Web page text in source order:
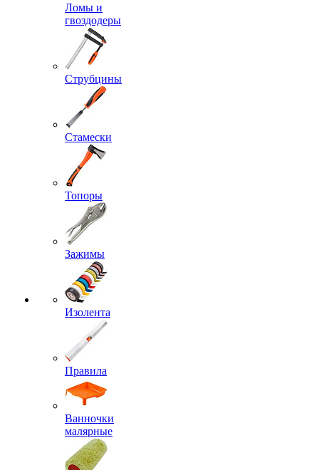
Ломы и
гвоздодеры
Струбцины
Стамески
Топоры
Зажимы
Изолента
Правила
Ванночки
малярные